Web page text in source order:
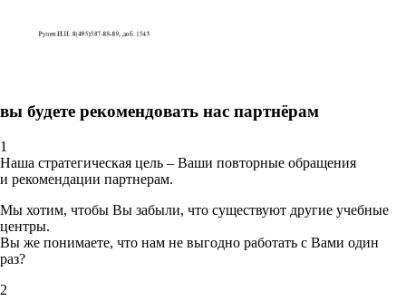
вы будете рекомендовать нас партнёрам
1
Наша стратегическая цель – Ваши повторные обращения
и рекомендации партнерам.
Мы хотим, чтобы Вы забыли, что существуют другие учебные
центры.
Вы же понимаете, что нам не выгодно работать с Вами один
раз?
2